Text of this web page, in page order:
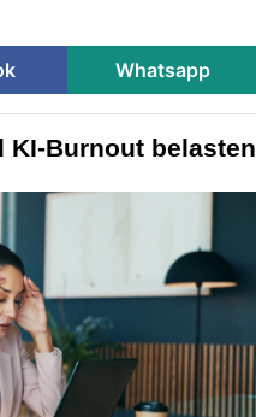
Whatsapp
KI-Burnout belasten